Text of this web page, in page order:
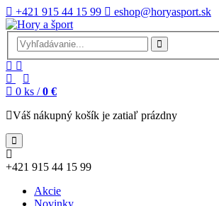
+421 915 44 15 99 eshop@horyasport.sk
0 ks / 0 €
Váš nákupný košík je zatiaľ prázdny
+421 915 44 15 99
Akcie
Novinky